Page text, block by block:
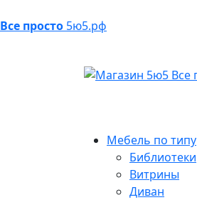
Все просто 5ю5.рф
Мебель по типу
Библиотеки
Витрины
Диван